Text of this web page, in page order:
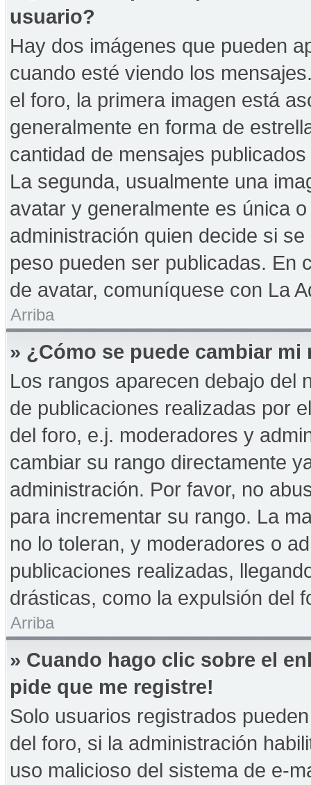
usuario?
Hay dos imágenes que pueden
cuando esté viendo los
el foro, la primera imagen está
generalmente en forma de
cantidad de mensajes
La segunda, usualmente una
avatar y generalmente es única
administración quien decide si
peso pueden ser publicadas. En
de avatar, comuníquese con La
Arriba
» ¿Cómo se puede cambiar mi
Los rangos aparecen debajo del
de publicaciones realizadas por
del foro, e.j. moderadores y
cambiar su rango directamente
administración. Por favor, no
para incrementar su rango. La
no lo toleran, y moderadores o
publicaciones realizadas,
drásticas, como la expulsión del
Arriba
» Cuando hago clic sobre el
pide que me registre!
Solo usuarios registrados
del foro, si la administración
uso malicioso del sistema de e-